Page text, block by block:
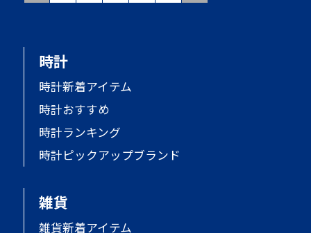
時計
時計新着アイテム
時計おすすめ
時計ランキング
時計ピックアップブランド
雑貨
雑貨新着アイテム